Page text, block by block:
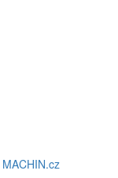
MACHIN.cz